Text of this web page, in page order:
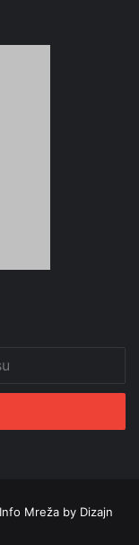
Info Mreža by Dizajn